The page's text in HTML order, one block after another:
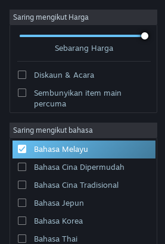
Sign in
Tentang
Sokongan
Ubah bahasa
Dapatkan Steam Mobile App
Lihat laman web desktop
Saring mengikut Harga
Sebarang Harga
Diskaun & Acara
Sembunyikan item main
percuma
Saring mengikut bahasa
Bahasa Melayu
Bahasa Cina Dipermudah
Bahasa Cina Tradisional
Bahasa Jepun
Bahasa Korea
Bahasa Thai
Pembangun: kivoro
Susun mengikut Perkaitan
0 hasil sepadan dengan carian anda. 1 tajuk
berdasarkan pilihan anda.